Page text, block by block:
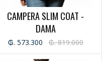
CAMPERA SLIM COAT -
DAMA
₲. 573.300 ₲. 819.000